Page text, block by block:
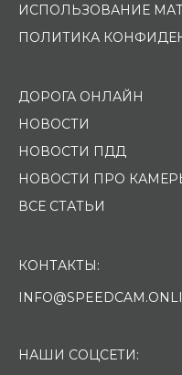
ИСПОЛЬЗОВАНИЕ
ПОЛИТИКА
ДОРОГА ОНЛАЙН
НОВОСТИ
НОВОСТИ ПДД
НОВОСТИ ПРО
ВСЕ СТАТЬИ
КОНТАКТЫ:
НАШИ СОЦСЕТИ: